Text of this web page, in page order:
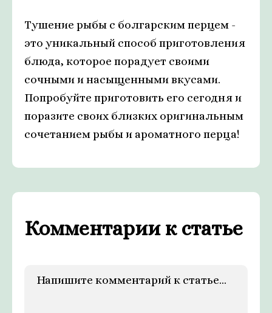
Тушение рыбы с болгарским перцем -
это уникальный способ приготовления
блюда, которое порадует своими
сочными и насыщенными вкусами.
Попробуйте приготовить его сегодня и
поразите своих близких оригинальным
сочетанием рыбы и ароматного перца!
Комментарии к статье